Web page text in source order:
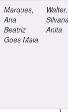
Marques,
Ana
Beatriz
Goes Maia
Walter,
Anita